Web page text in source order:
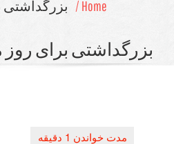
مد و فشن
بزرگداشتی برای روز
برای روز ملی